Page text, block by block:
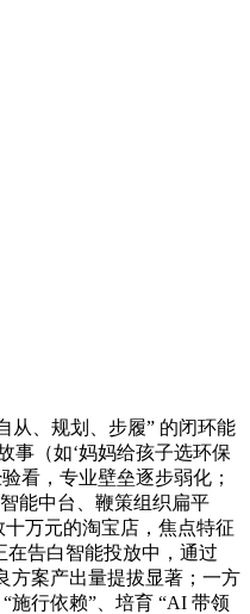
、规划、步履” 的闭环能
事（如‘妈妈给孩子选环保
看，专业壁垒逐步弱化；
能中台、鞭策组织扁平
万元的淘宝店，焦点特征
在告白智能投放中，通过
方案产出量提拔显著；一方
施行依赖”、培育 “AI 带领